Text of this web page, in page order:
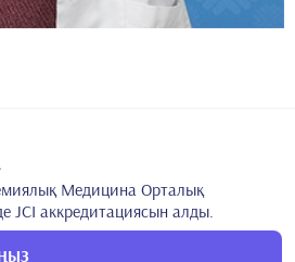
Медицина Орталық
JCI аккредитациясын алды.